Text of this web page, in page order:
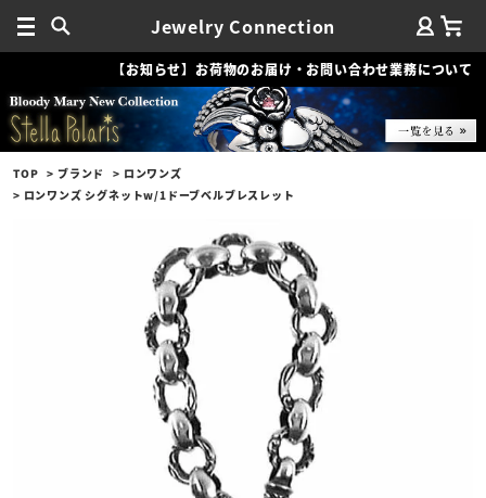
Jewelry Connection
【お知らせ】お荷物のお届け・お問い合わせ業務について
TOP ブランド
ロンワンズ
ロンワンズ シグネットw/1ドーブベルブレスレット